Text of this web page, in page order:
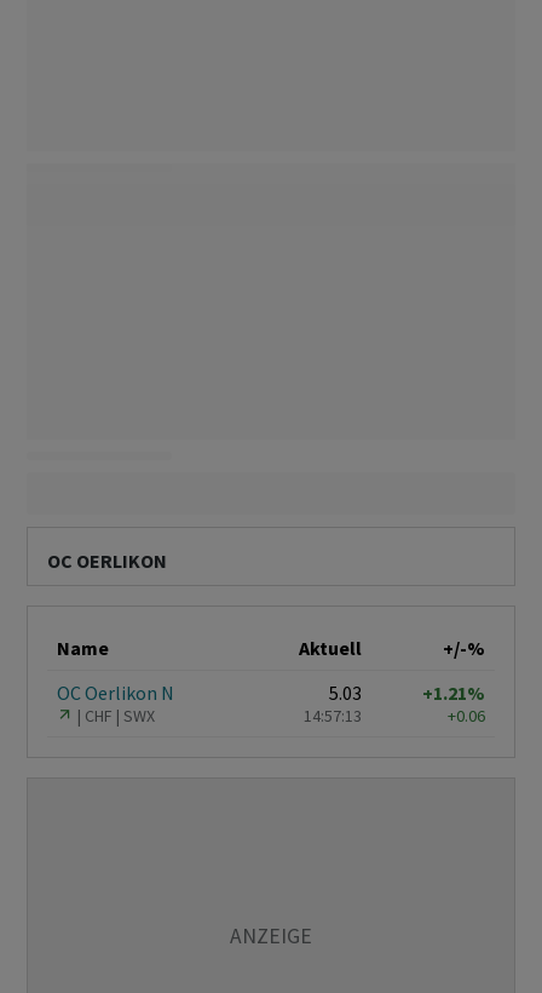
OC OERLIKON
Name Aktuell
+/-%
OC Oerlikon N
CHF SWX
5.03
14:57:13
+1.21%
+0.06